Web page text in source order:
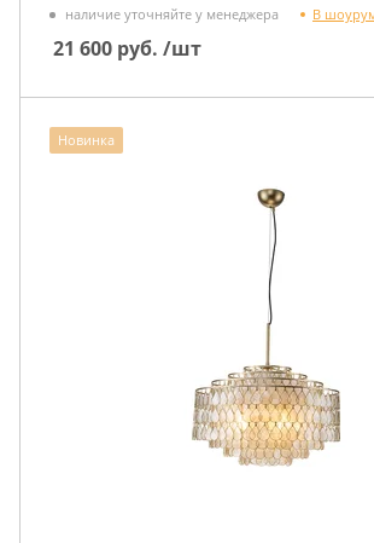
наличие уточняйте у менеджера В
21 600 руб. /шт
Новинка